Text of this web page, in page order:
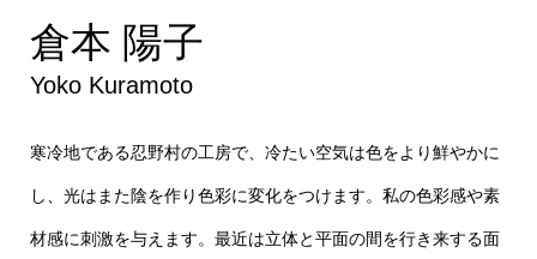
倉本 陽子
Yoko Kuramoto
寒冷地である忍野村の工房で、冷たい空気は色をより鮮やかに
し、光はまた陰を作り色彩に変化をつけます。私の色彩感や素
材感に刺激を与えます。最近は立体と平面の間を行き来する面